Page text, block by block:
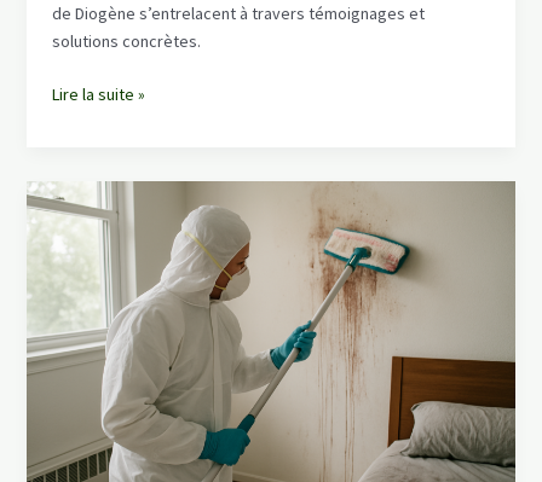
de Diogène s’entrelacent à travers témoignages et
solutions concrètes.
Quand
Extrême
Rencontre
le
Syndrome
de
Diogène:
Témoignage
et
Solutions
Lire la suite »